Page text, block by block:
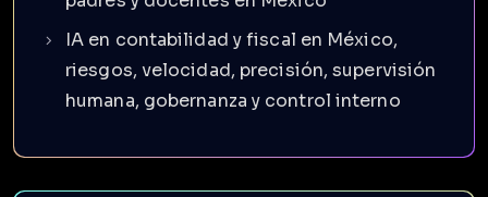
IA en contabilidad y fiscal en México,
riesgos, velocidad, precisión, supervisión
humana, gobernanza y control interno